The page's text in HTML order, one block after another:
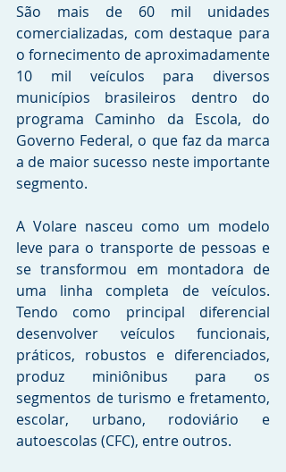
São mais de 60 mil unidades
comercializadas, com destaque para
o fornecimento de aproximadamente
10 mil veículos para diversos
municípios brasileiros dentro do
programa Caminho da Escola, do
Governo Federal, o que faz da marca
a de maior sucesso neste importante
segmento.
A Volare nasceu como um modelo
leve para o transporte de pessoas e
se transformou em montadora de
uma linha completa de veículos.
Tendo como principal diferencial
desenvolver veículos funcionais,
práticos, robustos e diferenciados,
produz miniônibus para os
segmentos de turismo e fretamento,
escolar, urbano, rodoviário e
autoescolas (CFC), entre outros.